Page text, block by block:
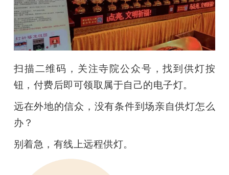
扫描二维码，关注寺院公众号，找到供灯按
钮，付费后即可领取属于自己的电子灯。
远在外地的信众，没有条件到场亲自供灯怎么
办？
别着急，有线上远程供灯。